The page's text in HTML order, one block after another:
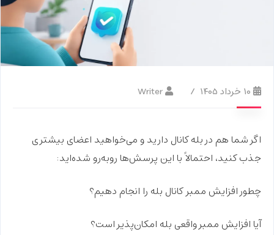
۱۰ خرداد ۱۴۰۵ Writer
اگر شما هم در بله کانال دارید و می‌خواهید اعضای بیشتری
جذب کنید، احتمالاً با این پرسش‌ها روبه‌رو شده‌اید:
چطورافزایش ممبر کانال بله را انجام دهیم؟
آیا افزایش ممبر واقعی بله امکان‌پذیر است؟